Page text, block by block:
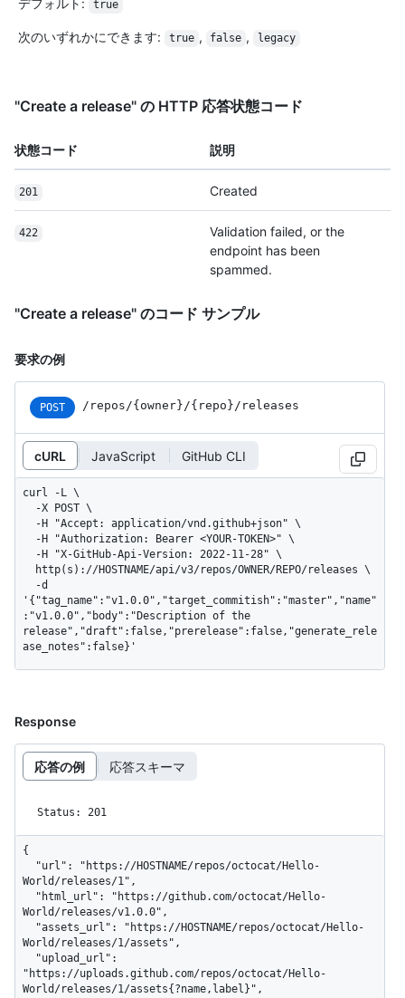
デフォルト : true
次のいずれかにできます: true , false , legacy
"Create a release" の HTTP 応答状態コード
状態コード 説明
201 Created
422
Validation failed, or the
endpoint has been
spammed.
"Create a release" のコード サンプル
要求の例
POST /repos/{owner}/{repo}/releases
cURL JavaScript GitHub CLI
curl -L \
'{"tag_name":"v1.0.0","target_commitish":"master","name"
:"v1.0.0","body":"Description of the
release","draft":false,"prerelease":false,"generate_rele
ase_notes":false}'
Response
応答の例 応答スキーマ
Status: 201
{
World/releases/1",
World/releases/v1.0.0",
World/releases/1/assets",
"https://uploads.github.com/repos/octocat/Hello-
World/releases/1/assets{?name,label}",